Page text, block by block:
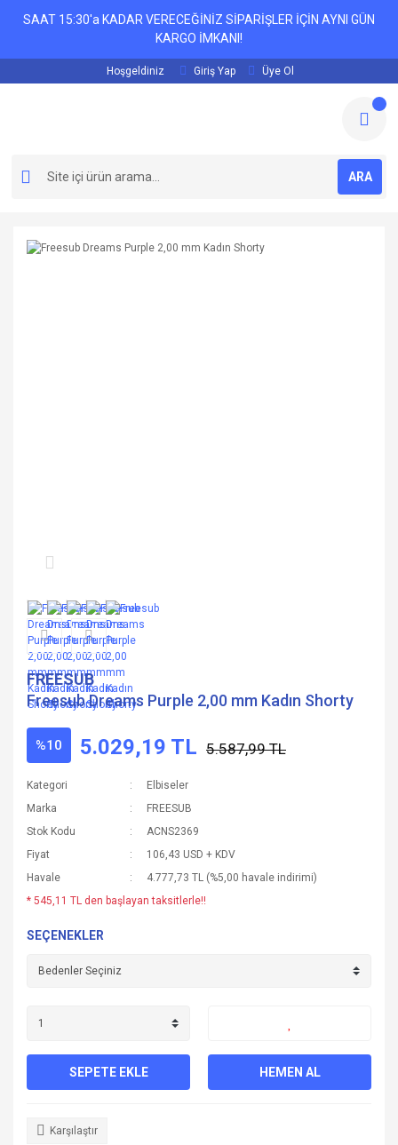
SAAT 15:30'a KADAR VERECEĞİNİZ SİPARİŞLER İÇİN AYNI GÜN
KARGO İMKANI!
Hoşgeldiniz Giriş Yap Üye Ol
ARA
FREESUB
Freesub Dreams Purple 2,00 mm Kadın Shorty
%10 5.029,19 TL 5.587,99 TL
Kategori
Elbiseler
Marka
FREESUB
Stok Kodu
ACNS2369
Fiyat
106,43 USD + KDV
Havale
4.777,73 TL (%5,00 havale indirimi)
* 545,11 TL den başlayan taksitlerle!!
SEÇENEKLER
SEPETE EKLE HEMEN AL
Karşılaştır